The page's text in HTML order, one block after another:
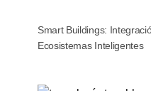
Smart Buildings:
Ecosistemas Inteligentes